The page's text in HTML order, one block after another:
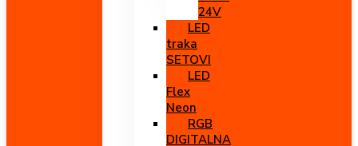
24V
LED
traka
SETOVI
LED
Flex
Neon
RGB
DIGITALNA